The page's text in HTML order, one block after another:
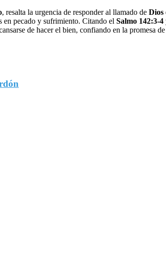
, resalta la urgencia de responder al llamado de Dios
en pecado y sufrimiento. Citando el Salmo 142:3-4
de hacer el bien, confiando en la promesa